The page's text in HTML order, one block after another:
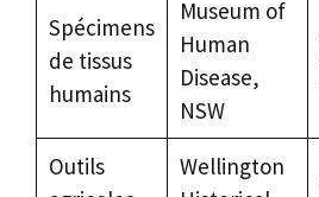
Spécimens
de tissus
humains
Museum of
Human
Disease,
NSW
Outils
Wellington